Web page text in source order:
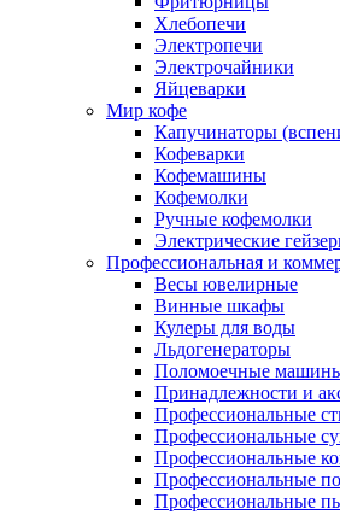
Хлебопечи
Электропечи
Электрочайники
Яйцеварки
Мир кофе
Капучинаторы
Кофеварки
Кофемашины
Кофемолки
Ручные кофемолки
Электрические
Профессиональная и
Весы ювелирные
Винные шкафы
Кулеры для воды
Льдогенераторы
Поломоечные
Принадлежности и
Профессиональные
Профессиональные
Профессиональные
Профессиональные
Профессиональные